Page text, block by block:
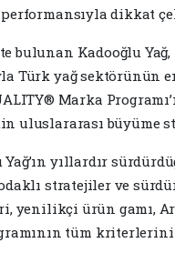
dikkat
bulunan Kadooğlu
Türk yağ sektörünün
Marka
uluslararası büyüme
Yağ’ın yıllardır
stratejiler ve
yenilikçi ürün gamı,
tüm kriterlerini